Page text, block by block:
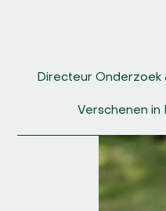
Directeur Onderzoek
Verschenen in